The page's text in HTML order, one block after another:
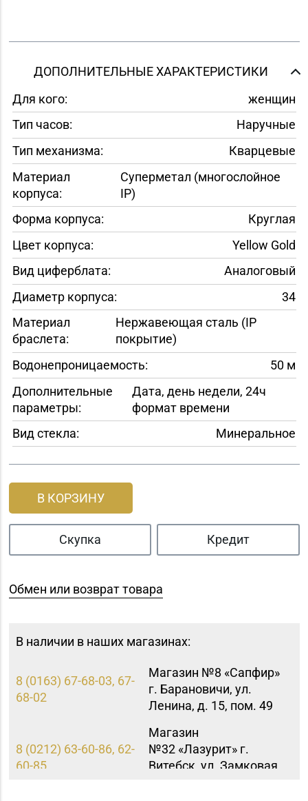
ДОПОЛНИТЕЛЬНЫЕ ХАРАКТЕРИСТИКИ
Для кого:
женщин
Тип часов:
Наручные
Тип механизма:
Кварцевые
Материал
корпуса:
Суперметал (многослойное
IP)
Форма корпуса:
Круглая
Цвет корпуса:
Yellow Gold
Вид циферблата:
Аналоговый
Диаметр корпуса:
34
Материал
браслета:
Нержавеющая сталь (IP
покрытие)
Водонепроницаемость:
50 м
Дополнительные
параметры:
Дата, день недели, 24ч
формат времени
Вид стекла:
Минеральное
В КОРЗИНУ
Скупка Кредит
Обмен или возврат товара
В наличии в наших магазинах:
8 (0163) 67-68-03, 67-
68-02
Магазин №8 «Сапфир»
г. Барановичи, ул.
Ленина, д. 15, пом. 49
8 (0212) 63-60-86, 62-
60-85
Магазин
№32 «Лазурит» г.
Витебск, ул. Замковая,